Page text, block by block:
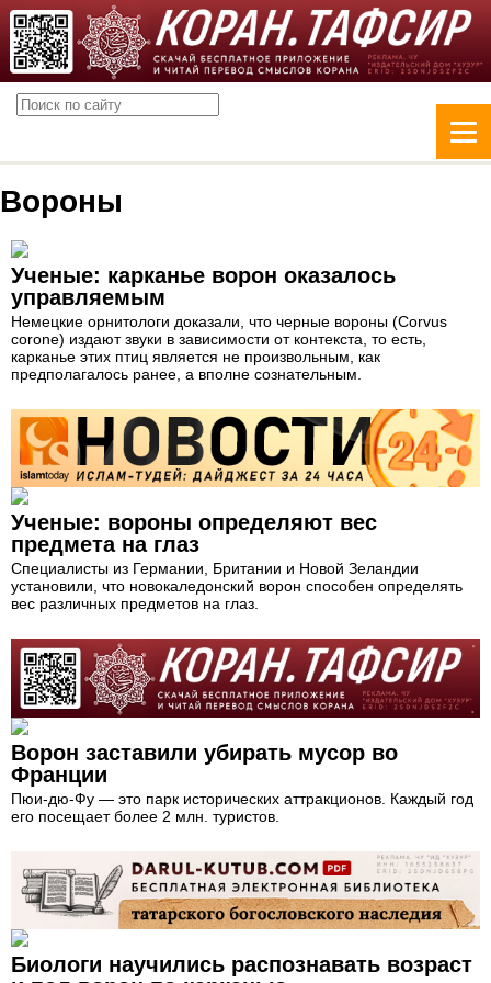
Вороны
Ученые: карканье ворон оказалось
управляемым
Немецкие орнитологи доказали, что черные вороны (Corvus
corone) издают звуки в зависимости от контекста, то есть,
карканье этих птиц является не произвольным, как
предполагалось ранее, а вполне сознательным.
Ученые: вороны определяют вес
предмета на глаз
Специалисты из Германии, Британии и Новой Зеландии
установили, что новокаледонский ворон способен определять
вес различных предметов на глаз.
Ворон заставили убирать мусор во
Франции
Пюи-дю-Фу — это парк исторических аттракционов. Каждый год
его посещает более 2 млн. туристов.
Биологи научились распознавать возраст